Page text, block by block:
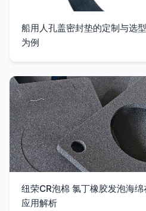
船用人孔盖密封垫的定制与选
为例
纽荣CR泡棉 氯丁橡胶发泡海
应用解析